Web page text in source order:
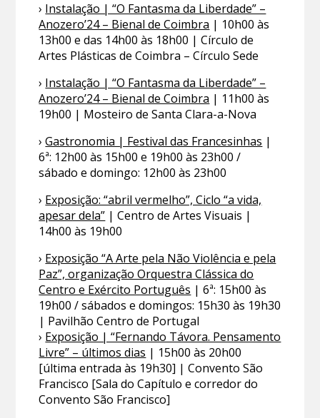
› Instalação | “O Fantasma da Liberdade” –
Anozero’24 – Bienal de Coimbra | 10h00 às
13h00 e das 14h00 às 18h00 | Círculo de
Artes Plásticas de Coimbra – Círculo Sede
› Instalação | “O Fantasma da Liberdade” –
Anozero’24 – Bienal de Coimbra | 11h00 às
19h00 | Mosteiro de Santa Clara-a-Nova
›Gastronomia | Festival das Francesinhas |
6ª: 12h00 às 15h00 e 19h00 às 23h00 /
sábado e domingo: 12h00 às 23h00
› Exposição: “abril vermelho”, Ciclo “a vida,
apesar dela” | Centro de Artes Visuais |
14h00 às 19h00
› Exposição “A Arte pela Não Violência e pela
Paz”, organização Orquestra Clássica do
Centro e Exército Português | 6ª: 15h00 às
19h00 / sábados e domingos: 15h30 às 19h30
| Pavilhão Centro de Portugal
› Exposição | “Fernando Távora. Pensamento
Livre” – últimos dias | 15h00 às 20h00
[última entrada às 19h30] | Convento São
Francisco [Sala do Capítulo e corredor do
Convento São Francisco]